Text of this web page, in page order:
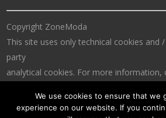
Copyright ZoneModa
This site uses only technical cookies and
party
analytical cookies. For more
We use cookies to ensure that we
experience on our website. If you